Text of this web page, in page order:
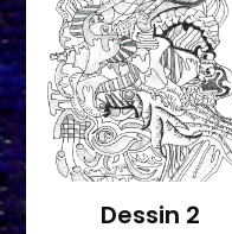
Dessin 2